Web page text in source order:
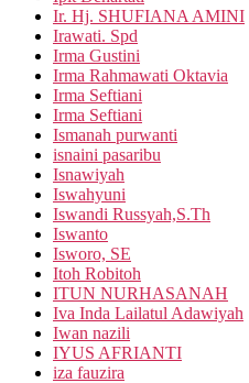
Ir. Hj. SHUFIANA AMINI
Irawati. Spd
Irma Gustini
Irma Rahmawati Oktavia
Irma Seftiani
Irma Seftiani
Ismanah purwanti
isnaini pasaribu
Isnawiyah
Iswahyuni
Iswandi Russyah,S.Th
Iswanto
Isworo, SE
Itoh Robitoh
ITUN NURHASANAH
Iva Inda Lailatul Adawiyah
Iwan nazili
IYUS AFRIANTI
iza fauzira